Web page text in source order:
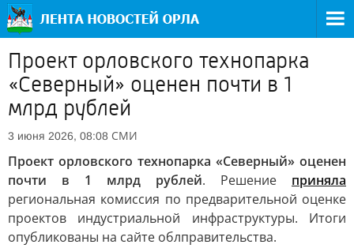
Проект орловского технопарка
«Северный» оценен почти в 1
млрд рублей
3 июня 2026, 08:08 СМИ
Проект орловского технопарка «Северный» оценен
почти в 1 млрд рублей. Решение приняла
региональная комиссия по предварительной оценке
проектов индустриальной инфраструктуры. Итоги
опубликованы на сайте облправительства.